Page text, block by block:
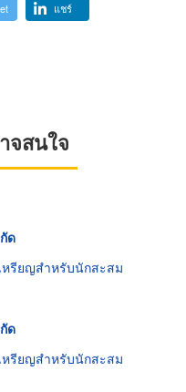
แชร์
จสนใจ
ด
หรียญสำหรับนักสะสม
ด
หรียญสำหรับนักสะสม